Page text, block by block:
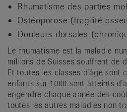
Rhumatisme des parties
Ostéoporose (fragilité
Douleurs dorsales
Le rhumatisme est la maladie
millions de Suisses souffrent de
Et toutes les classes d’âge sont
enfants sur 1000 sont atteints
engendre chaque année des
toutes les autres maladies non